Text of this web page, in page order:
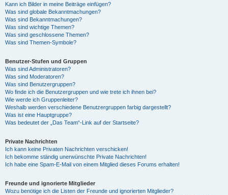
Kann ich Bilder in meine Beiträge einfügen?
Was sind globale Bekanntmachungen?
Was sind Bekanntmachungen?
Was sind wichtige Themen?
Was sind geschlossene Themen?
Was sind Themen-Symbole?
Benutzer-Stufen und Gruppen
Was sind Administratoren?
Was sind Moderatoren?
Was sind Benutzergruppen?
Wo finde ich die Benutzergruppen und wie trete ich ihnen bei?
Wie werde ich Gruppenleiter?
Weshalb werden verschiedene Benutzergruppen farbig dargestellt?
Was ist eine Hauptgruppe?
Was bedeutet der „Das Team“-Link auf der Startseite?
Private Nachrichten
Ich kann keine Privaten Nachrichten verschicken!
Ich bekomme ständig unerwünschte Private Nachrichten!
Ich habe eine Spam-E-Mail von einem Mitglied dieses Forums erhalten!
Freunde und ignorierte Mitglieder
Wozu benötige ich die Listen der Freunde und ignorierten Mitglieder?